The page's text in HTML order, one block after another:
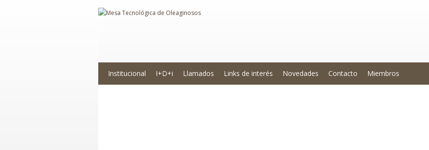
Institucional I+D+i Llamados Links de interés Novedades Contacto Miembros